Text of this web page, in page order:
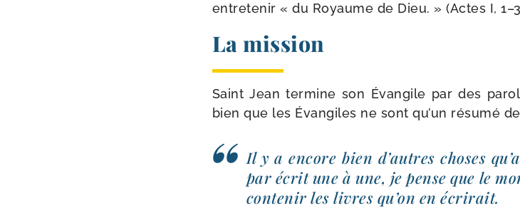
entre­te­nir « du Royaume de Dieu. » (Actes I,
La mission
Saint Jean ter­mine son Évangile par des
bien que les Évangiles ne sont qu’un résu­mé
Il y a encore bien d’autres choses
par écrit une à une, je pense que le
conte­nir les livres qu’on en écrirait.